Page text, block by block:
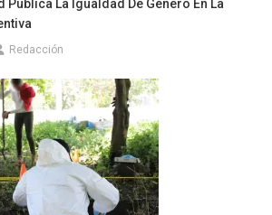
La Igualdad De Género En La
Redacción